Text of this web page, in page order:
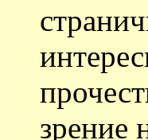
зрение